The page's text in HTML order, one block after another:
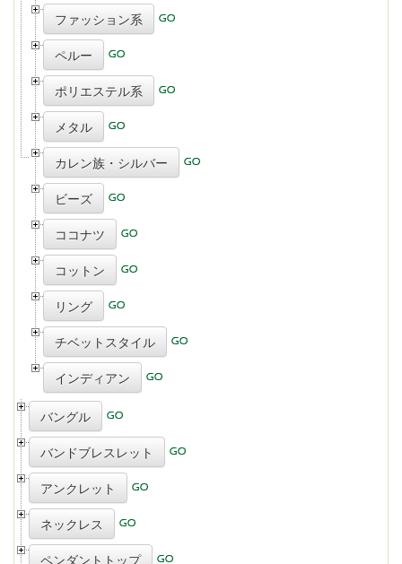
ファッション系
ペルー
ポリエステル系
メタル
カレン族・シルバー
ビーズ
ココナツ
コットン
リング
チベットスタイル
インディアン
バングル
バンドブレスレット
アンクレット
ネックレス
ペンダントトップ